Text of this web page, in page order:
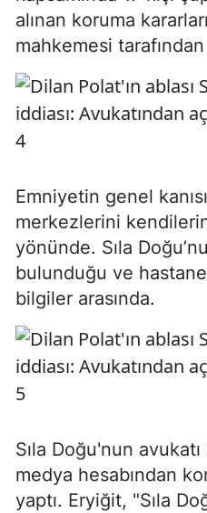
alınan koruma
mahkemesi
Emniyetin genel
merkezlerini
yönünde. Sıla
bulunduğu ve
bilgiler arasında.
Sıla Doğu'nun
medya hesabından
yaptı. Eryiğit, "Sıla